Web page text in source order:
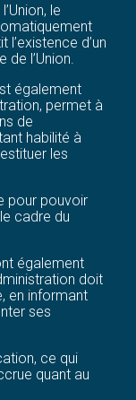
le
d’un
l’Union.
également
permet à
de
habilité à
les
pour pouvoir
cadre du
également
doit
en informant
ses
ce qui
quant au